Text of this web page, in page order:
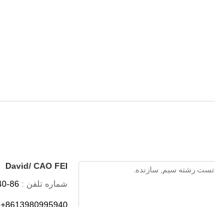
David/ CAO FEI
شماره تلفن :
+8613980995940